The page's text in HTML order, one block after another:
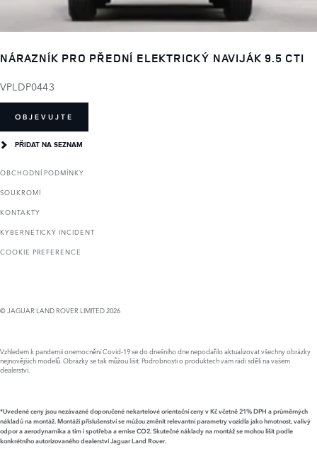
NÁRAZNÍK PRO PŘEDNÍ ELEKTRICKÝ NAVIJÁK 9.5 CTI
VPLDP0443
OBJEVUJTE
PŘIDAT NA SEZNAM
OBCHODNÍ PODMÍNKY
SOUKROMÍ
KONTAKTY
KYBERNETICKÝ INCIDENT
COOKIE PREFERENCE
© JAGUAR LAND ROVER LIMITED 2026
Vzhledem k pandemii onemocnění Covid-19 se do dnešního dne nepodařilo aktualizovat všechny obrázky
nejnovějších modelů. Obrázky se tak můžou lišit. Podrobnosti o produktech vám rádi sdělí na vašem
dealerství.
*Uvedené ceny jsou nezávazné doporučené nekartelové orientační ceny v Kč včetně 21% DPH a průměrných
nákladů na montáž. Montáží příslušenství se můžou změnit relevantní parametry vozidla jako hmotnost, valivý
odpor a aerodynamika a tím i spotřeba a emise CO2. Skutečné náklady na montáž se mohou lišit podle
konkrétního autorizovaného dealerství Jaguar Land Rover.